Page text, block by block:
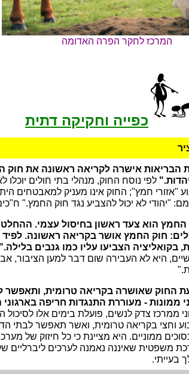
המרכז לחקר הפרה האדומה
כפייה וחקיקה דתית
הבריאות אישרה לקריאה ראשונה את חוק
לפי נוסח החוק, מנהלי בתי חולים
"אזורי חמץ"; החוק אינו מעניק למאבטחים
"יהודי לא יכול להצביע נגד חוק החמץ."
החמץ הוא צעד ראשון בחיסול עצמי.
חוק החמץ אושר בקריאה ראשונה.
בקואליציה הצביעו עליו כמו גנבים בלילה."
היא לא העבירה שום דבר למען הציבור,
החוק שאושרה בקריאה טרומית, ותאפשר
ממונות - מעוררת התנגדות חריפה
ממרכז צדק לנשים, פועלת בימים אלו
וחצי בקריאה טרומית, ואשר תאפשר לבתי
ממוניים. היא מציינת כי כל חיזוק של
משפטית שאיננה נאמנה לערכים ליברליים של
בעייתי.